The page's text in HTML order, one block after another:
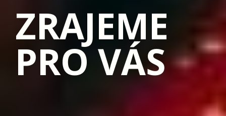
ZRAJEME
PRO VÁS